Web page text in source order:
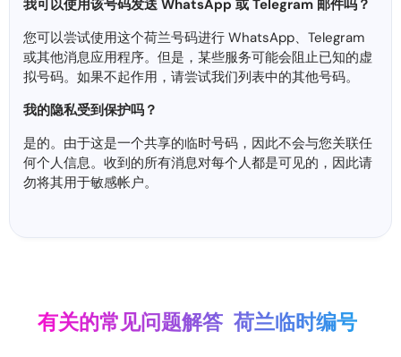
我可以使用该号码发送 WhatsApp 或 Telegram 邮件吗？
您可以尝试使用这个荷兰号码进行 WhatsApp、Telegram
或其他消息应用程序。但是，某些服务可能会阻止已知的虚
拟号码。如果不起作用，请尝试我们列表中的其他号码。
我的隐私受到保护吗？
是的。由于这是一个共享的临时号码，因此不会与您关联任
何个人信息。收到的所有消息对每个人都是可见的，因此请
勿将其用于敏感帐户。
有关的常见问题解答 荷兰临时编号